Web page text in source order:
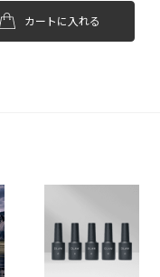
カートに入れる